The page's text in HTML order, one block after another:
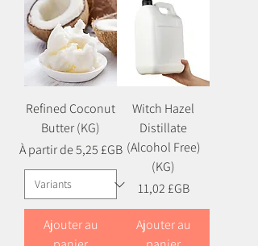
Refined Coconut
Butter (KG)
À partir de5,25 £GB
Prix promotionnel
Ajouter au
Witch Hazel
Distillate
(Alcohol Free)
(KG)
Prix
11,02 £GB
Ajouter au